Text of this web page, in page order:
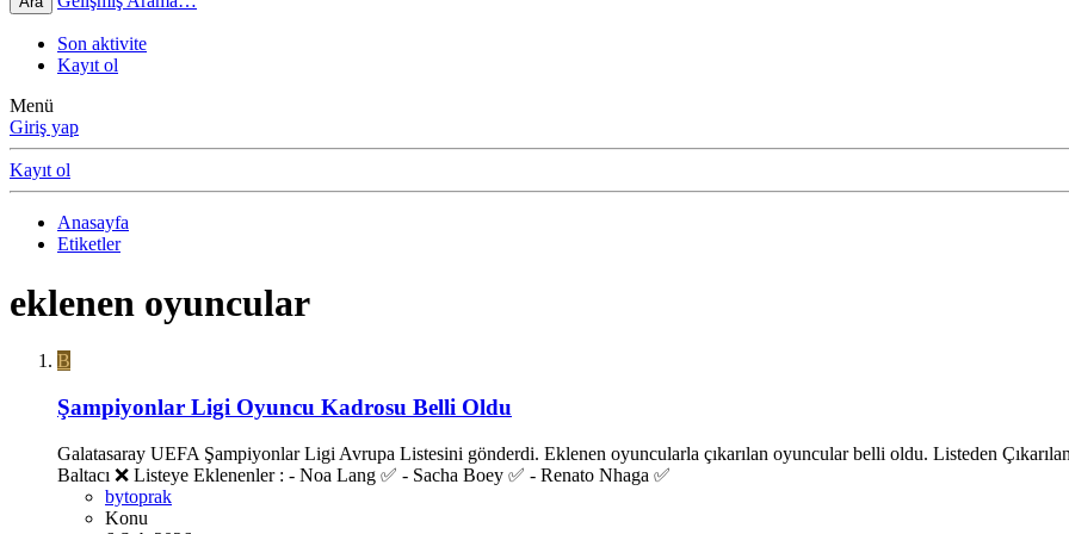
Son aktivite
Kayıt ol
Menü
Giriş yap
Kayıt ol
Anasayfa
Etiketler
eklenen oyuncular
B
Şampiyonlar Ligi Oyuncu Kadrosu Belli Oldu
Galatasaray UEFA Şampiyonlar Ligi Avrupa Listesini gönderdi. Eklenen oyuncularla çıkarılan oyuncular belli oldu. Listeden
Baltacı ❌ Listeye Eklenenler : - Noa Lang ✅ - Sacha Boey ✅ - Renato Nhaga ✅
bytoprak
Konu